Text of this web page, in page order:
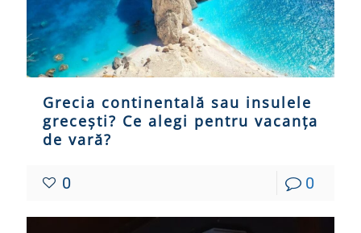
Grecia continentală sau insulele
grecești? Ce alegi pentru vacanța
de vară?
0 0